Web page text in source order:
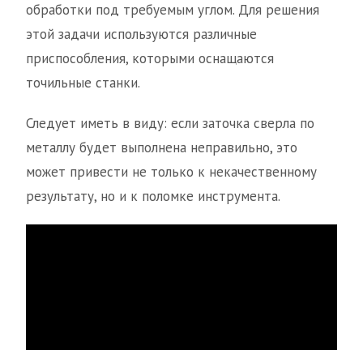
обработки под требуемым углом. Для решения
этой задачи используются различные
приспособления, которыми оснащаются
точильные станки.
Следует иметь в виду: если заточка сверла по
металлу будет выполнена неправильно, это
может привести не только к некачественному
результату, но и к поломке инструмента.